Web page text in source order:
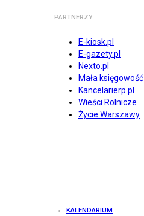
PARTNERZY
E-kiosk.pl
E-gazety.pl
Nexto.pl
Mała księgowość
Kancelarierp.pl
Wieści Rolnicze
Życie Warszawy
KALENDARIUM